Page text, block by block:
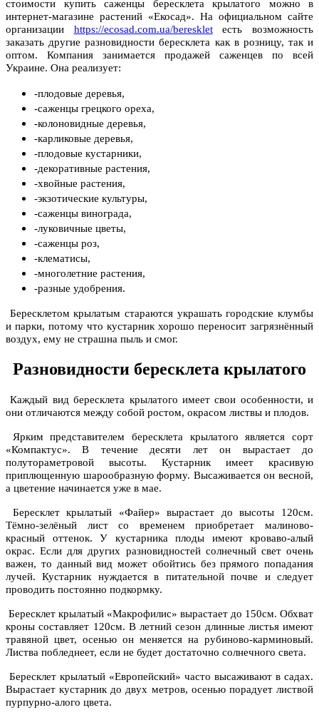
стоимости купить саженцы бересклета крылатого можно в
интернет-магазине растений «Екосад». На официальном сайте
организации https://ecosad.com.ua/bereskletесть возможность
заказать другие разновидности бересклета как в розницу, так и
оптом. Компания занимается продажей саженцев по всей
Украине. Она реализует:
-плодовые деревья,
-саженцы грецкого ореха,
-колоновидные деревья,
-карликовые деревья,
-плодовые кустарники,
-декоративные растения,
-хвойные растения,
-экзотические культуры,
-саженцы винограда,
-луковичные цветы,
-саженцы роз,
-клематисы,
-многолетние растения,
-разные удобрения.
Бересклетом крылатым стараются украшать городские клумбы
и парки, потому что кустарник хорошо переносит загрязнённый
воздух, ему не страшна пыль и смог.
Разновидности бересклета крылатого
Каждый вид бересклета крылатого имеет свои особенности, и
они отличаются между собой ростом, окрасом листвы и плодов.
Ярким представителем бересклета крылатого является сорт
«Компактус». В течение десяти лет он вырастает до
полутораметровой высоты. Кустарник имеет красивую
приплющенную шарообразную форму. Высаживается он весной,
а цветение начинается уже в мае.
Бересклет крылатый «Файер» вырастает до высоты 120см.
Тёмно-зелёный лист со временем приобретает малиново-
красный оттенок. У кустарника плоды имеют кроваво-алый
окрас. Если для других разновидностей солнечный свет очень
важен, то данный вид может обойтись без прямого попадания
лучей. Кустарник нуждается в питательной почве и следует
проводить постоянно подкормку.
Бересклет крылатый «Макрофилис» вырастает до 150см. Обхват
кроны составляет 120см. В летний сезон длинные листья имеют
травяной цвет, осенью он меняется на рубиново-карминовый.
Листва побледнеет, если не будет достаточно солнечного света.
Бересклет крылатый «Европейский» часто высаживают в садах.
Вырастает кустарник до двух метров, осенью порадует листвой
пурпурно-алого цвета.